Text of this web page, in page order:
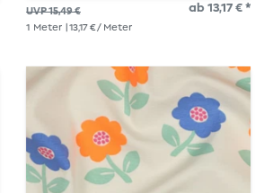
UVP 15,49 € ab 13,17 € *
1 Meter | 13,17 € / Meter